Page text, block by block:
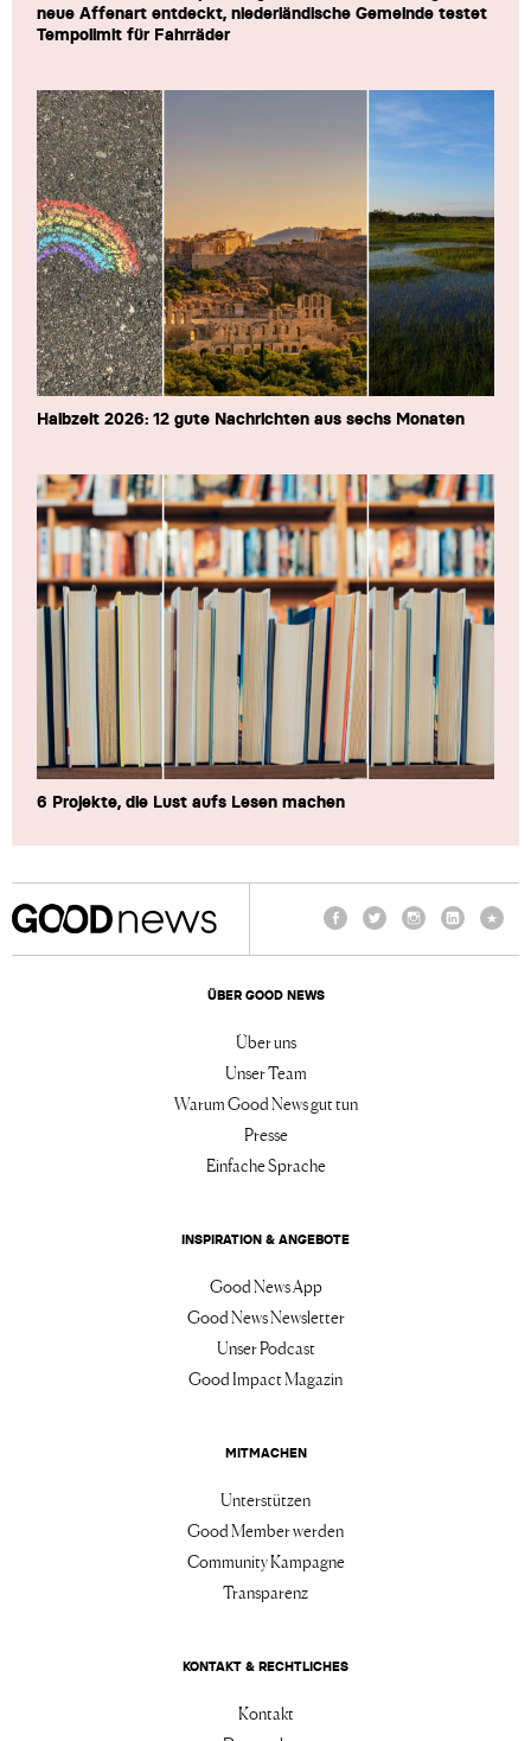
neue Affenart entdeckt, niederländische Gemeinde testet
Tempolimit für Fahrräder
Halbzeit 2026: 12 gute Nachrichten aus sechs Monaten
6 Projekte, die Lust aufs Lesen machen
ÜBER GOOD NEWS
Über uns
Unser Team
Warum Good News gut tun
Presse
Einfache Sprache
INSPIRATION & ANGEBOTE
Good News App
Good News Newsletter
Unser Podcast
Good Impact Magazin
MITMACHEN
Unterstützen
Good Member werden
Community Kampagne
Transparenz
KONTAKT & RECHTLICHES
Kontakt